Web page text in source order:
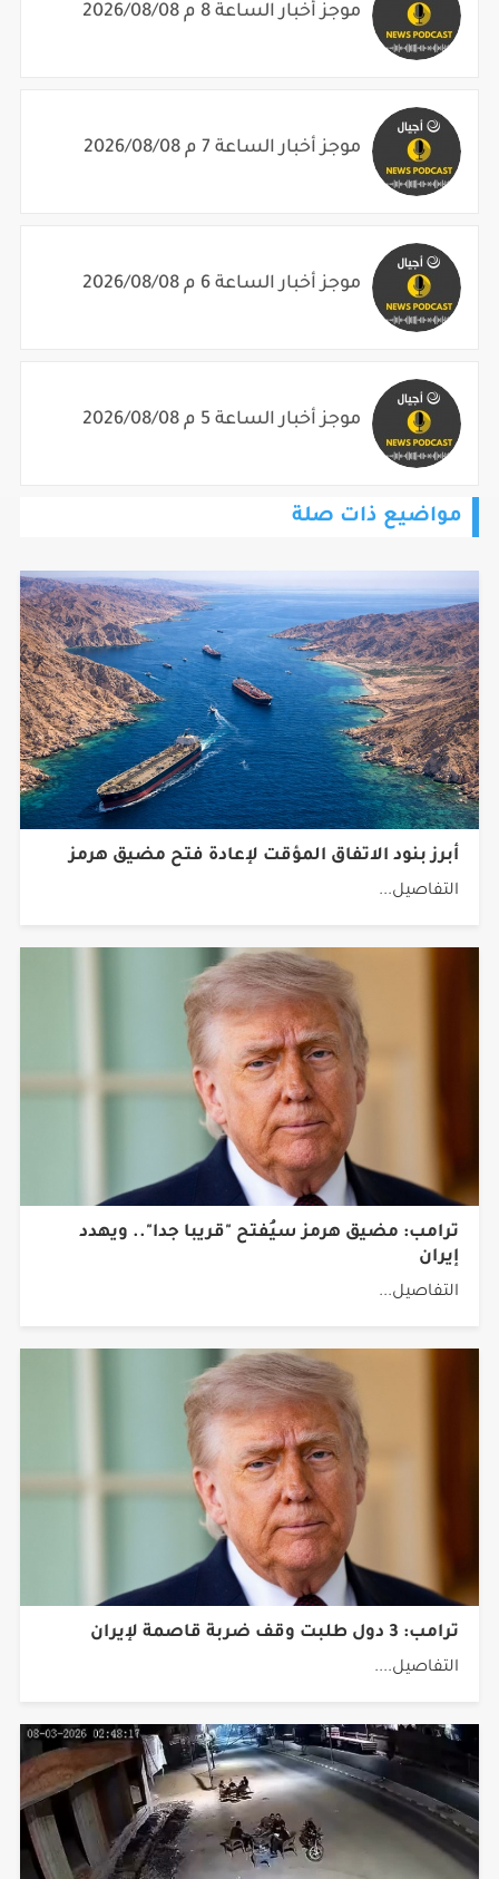
موجز أخبار الساعة 8 م 2026/08/08
موجز أخبار الساعة 7 م 2026/08/08
موجز أخبار الساعة 6 م 2026/08/08
موجز أخبار الساعة 5 م 2026/08/08
مواضيع ذات صلة
أبرز بنود الاتفاق المؤقت لإعادة فتح مضيق هرمز
التفاصيل...
ترامب: مضيق هرمز سيُفتح "قريبا جدا".. ويهدد
إيران
التفاصيل...
ترامب: 3 دول طلبت وقف ضربة قاصمة لإيران
التفاصيل....